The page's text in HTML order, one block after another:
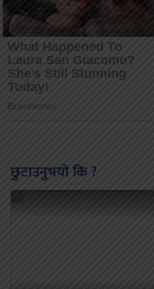
छुटाउनुभयो कि ?